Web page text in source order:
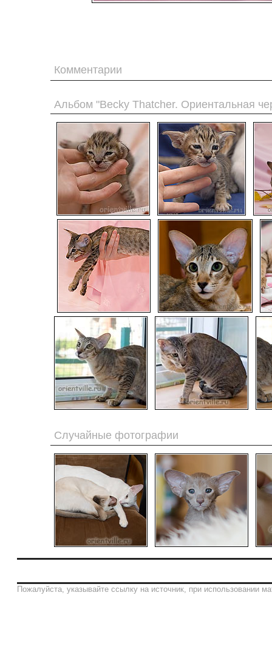
Комментарии
Альбом "Becky Thatcher. Ориентальная
Случайные фотографии
Пожалуйста, указывайте ссылку на источник, при использовании